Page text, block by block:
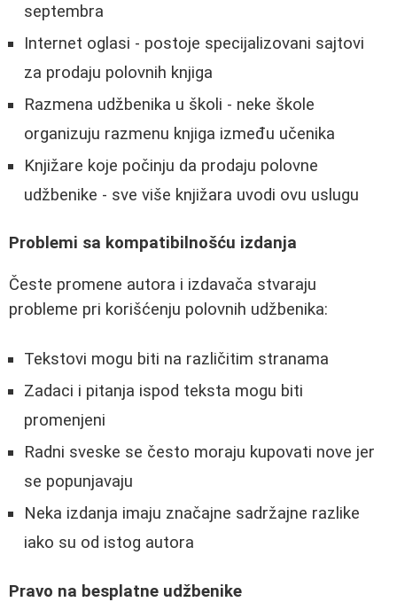
septembra
Internet oglasi - postoje specijalizovani sajtovi
za prodaju polovnih knjiga
Razmena udžbenika u školi - neke škole
organizuju razmenu knjiga između učenika
Knjižare koje počinju da prodaju polovne
udžbenike - sve više knjižara uvodi ovu uslugu
Problemi sa kompatibilnošću izdanja
Česte promene autora i izdavača stvaraju
probleme pri korišćenju polovnih udžbenika:
Tekstovi mogu biti na različitim stranama
Zadaci i pitanja ispod teksta mogu biti
promenjeni
Radni sveske se često moraju kupovati nove jer
se popunjavaju
Neka izdanja imaju značajne sadržajne razlike
iako su od istog autora
Pravo na besplatne udžbenike